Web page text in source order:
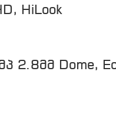
HiLook
2.8მმ Dome,